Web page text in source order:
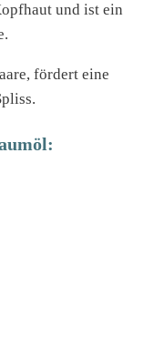
und ist ein
fördert eine